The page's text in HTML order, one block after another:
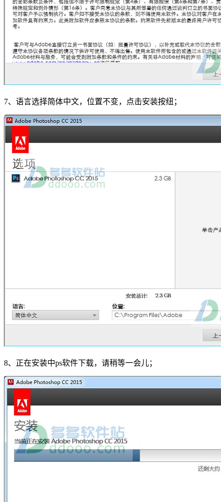
7、语言选择简体中文，位置不变，点击安装按纽；
8、正在安装中ps软件下载，请稍等一会儿；